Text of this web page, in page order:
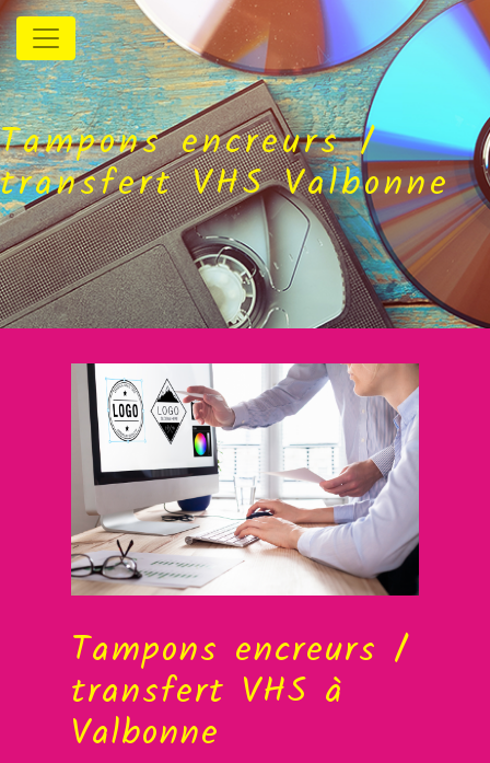
Panneau de gestion des cookies
Tampons encreurs /
transfert VHS Valbonne
Tampons encreurs /
transfert VHS à
Valbonne